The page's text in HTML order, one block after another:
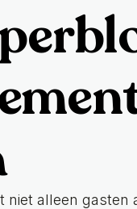
niet alleen gasten